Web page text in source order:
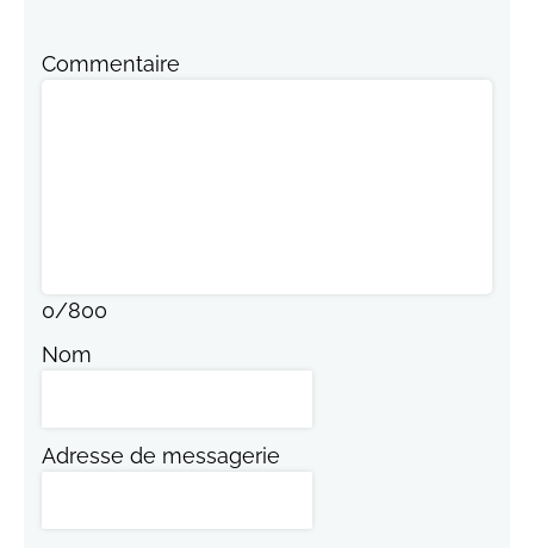
Commentaire
0/800
Nom
Adresse de messagerie